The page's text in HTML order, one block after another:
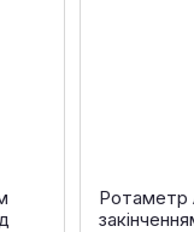
Ротаметр